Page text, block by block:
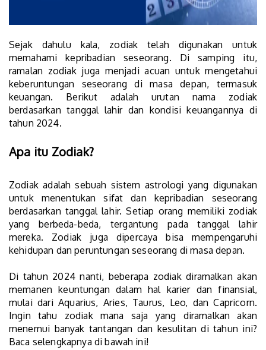
Sejak dahulu kala, zodiak telah digunakan untuk
memahami kepribadian seseorang. Di samping itu,
ramalan zodiak juga menjadi acuan untuk mengetahui
keberuntungan seseorang di masa depan, termasuk
keuangan. Berikut adalah urutan nama zodiak
berdasarkan tanggal lahir dan kondisi keuangannya di
tahun 2024.
Apa itu Zodiak?
Zodiak adalah sebuah sistem astrologi yang digunakan
untuk menentukan sifat dan kepribadian seseorang
berdasarkan tanggal lahir. Setiap orang memiliki zodiak
yang berbeda-beda, tergantung pada tanggal lahir
mereka. Zodiak juga dipercaya bisa mempengaruhi
kehidupan dan peruntungan seseorang di masa depan.
Di tahun 2024 nanti, beberapa zodiak diramalkan akan
memanen keuntungan dalam hal karier dan finansial,
mulai dari Aquarius, Aries, Taurus, Leo, dan Capricorn.
Ingin tahu zodiak mana saja yang diramalkan akan
menemui banyak tantangan dan kesulitan di tahun ini?
Baca selengkapnya di bawah ini!